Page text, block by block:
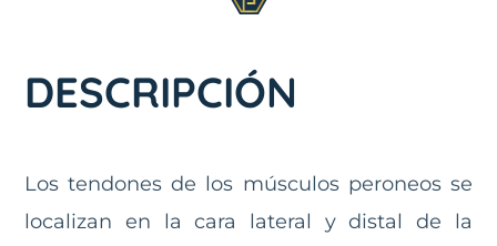
DESCRIPCIÓN
Los tendones de los músculos peroneos se
localizan en la cara lateral y distal de la